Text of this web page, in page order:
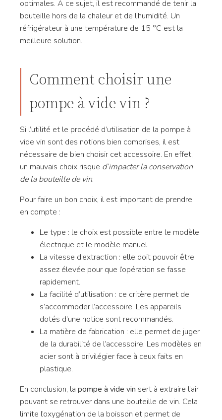
optimales. À ce sujet, il est recommandé de tenir la
bouteille hors de la chaleur et de l’humidité. Un
réfrigérateur à une température de 15 °C est la
meilleure solution.
Comment choisir une
pompe à vide vin ?
Si l’utilité et le procédé d’utilisation de la pompe à
vide vin sont des notions bien comprises, il est
nécessaire de bien choisir cet accessoire. En effet,
un mauvais choix risque d’impacter la conservation
de la bouteille de vin.
Pour faire un bon choix, il est important de prendre
en compte :
Le type : le choix est possible entre le modèle
électrique et le modèle manuel.
La vitesse d’extraction : elle doit pouvoir être
assez élevée pour que l’opération se fasse
rapidement.
La facilité d’utilisation : ce critère permet de
s’accommoder l’accessoire. Les appareils
dotés d’une notice sont recommandés.
La matière de fabrication : elle permet de juger
de la durabilité de l’accessoire. Les modèles en
acier sont à privilégier face à ceux faits en
plastique.
En conclusion, la pompe à vide vin sert à extraire l’air
pouvant se retrouver dans une bouteille de vin. Cela
limite l’oxygénation de la boisson et permet de